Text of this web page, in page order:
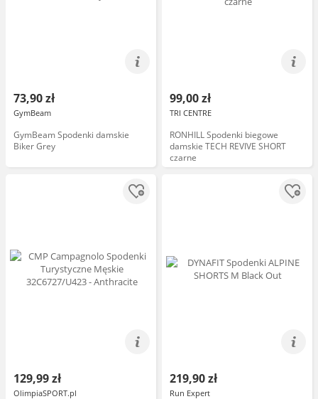
73,90 zł
GymBeam
GymBeam Spodenki damskie
Biker Grey
99,00 zł
TRI CENTRE
RONHILL Spodenki biegowe
damskie TECH REVIVE SHORT
czarne
129,99 zł
OlimpiaSPORT.pl
219,90 zł
Run Expert